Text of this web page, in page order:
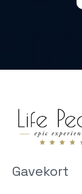
Gavekort